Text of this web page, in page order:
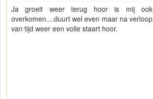
Ja groeit weer terug hoor is mij ook
overkomen....duurt wel even maar na verloop
van tijd weer een volle staart hoor.